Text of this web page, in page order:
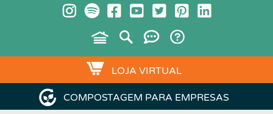
LOJA VIRTUAL
COMPOSTAGEM PARA EMPRESAS